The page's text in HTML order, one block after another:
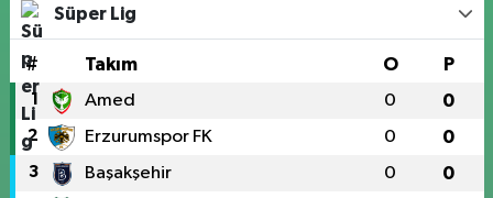
Süper Lig
# Takım O P
1 Amed 0 0
2 Erzurumspor FK 0 0
3 Başakşehir 0 0